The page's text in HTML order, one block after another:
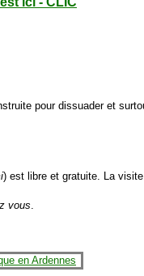
pour dissuader et
) est libre et gratuite. La
vous